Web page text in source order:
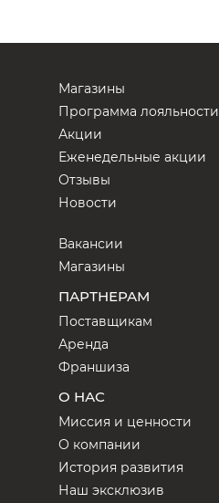
Магазины
Программа лояльности
Акции
Еженедельные акции
Отзывы
Новости
Вакансии
Магазины
ПАРТНЕРАМ
Поставщикам
Аренда
Франшиза
О НАС
Миссия и ценности
О компании
История развития
Наш эксклюзив